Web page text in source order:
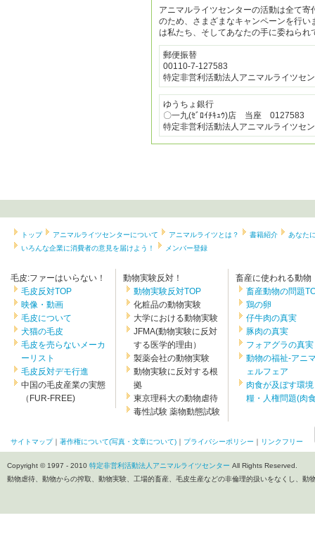
アニマルライツセンターの活動は全て
のため、さまざまなキャンペーンを行
は私たち、そしてあなたの手に委ねられ
郵便振替
00110-7-127583
特定非営利活動法人アニマルライツセ
ゆうちょ銀行
〇一九(ｾﾞﾛｲﾁｷｭｳ)店 当座 0127583
特定非営利活動法人アニマルライツセ
トップ アニマルライツセンターについて アニマルライツとは？ 書籍紹介
あなた
いろんな企業に消費者の意見を届けよう！
メンバー登録
毛皮:ファーはいらない！
毛皮反対TOP
映像・動画
毛皮について
犬猫の毛皮
毛皮を売らないメーカ
ーリスト
毛皮反対デモ行進
中国の毛皮産業の実態
（FUR-FREE)
動物実験反対！
動物実験反対TOP
化粧品の動物実験
大学における動物実験
JFMA(動物実験に反対
する医学的理由）
製薬会社の動物実験
動物実験に反対する根
拠
東京理科大の動物虐待
毒性試験 薬物動態試験
畜産に使われる動物
畜産動物の問題
鶏の卵
仔牛肉の真実
豚肉の真実
フォアグラの真実
動物の福祉-アニ
ェルフェア
肉食が及ぼす環
糧・人権問題(肉
サイトマップ｜ 著作権について(写真・文章について) ｜ プライバシーポリシー ｜ リンクフリー
Copyright © 1997 - 2010 特定非営利活動法人アニマルライツセンター All Rights Reserved.
動物虐待、動物からの搾取、動物実験、工場的畜産、毛皮生産などの非倫理的扱いをなくし、